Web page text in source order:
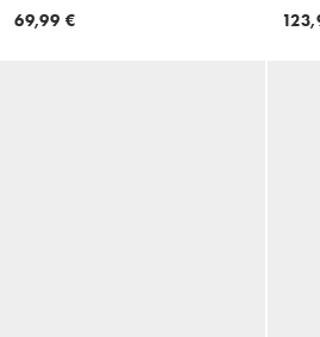
fente sur la cuisse - Chocolat
69,99 €